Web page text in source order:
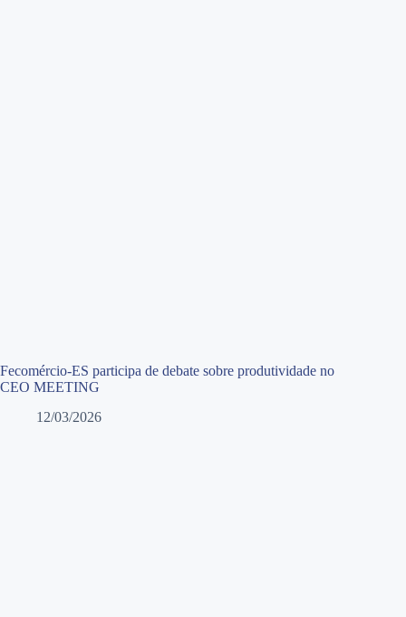
Fecomércio-ES participa de debate sobre produtividade no
CEO MEETING
12/03/2026